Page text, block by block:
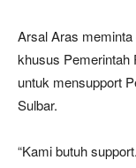
Arsal Aras
khusus Pemerintah
untuk mensupport
Sulbar.
“Kami butuh